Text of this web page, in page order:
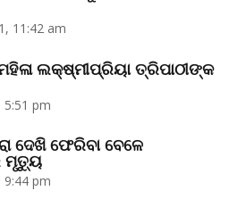
11:42 am
ମହିଳା ଲକ୍ଷ୍ମୀପ୍ରିୟା ତ୍ରିପାଠୀଙ୍କ
5:51 pm
ଦେଖି ଫେରିବା ବେଳେ
ମୃତ୍ୟୁ
9:44 pm